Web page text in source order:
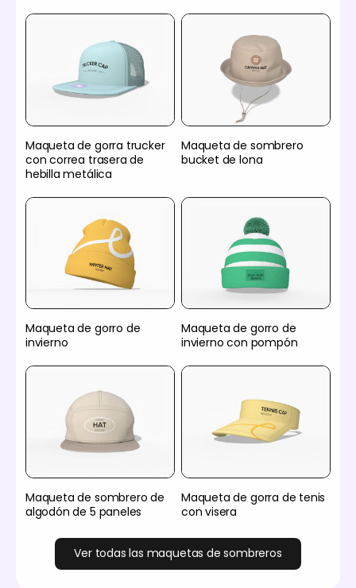
Maqueta de gorra trucker
con correa trasera de
hebilla metálica
Maqueta de sombrero
bucket de lona
Maqueta de gorro de
invierno
Maqueta de gorro de
invierno con pompón
Maqueta de sombrero de
algodón de 5 paneles
Maqueta de gorra de tenis
con visera
Ver todas las maquetas de sombreros